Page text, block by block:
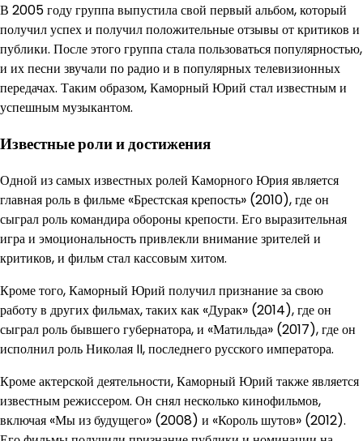
В 2005 году группа выпустила свой первый альбом, который
получил успех и получил положительные отзывы от критиков и
публики. После этого группа стала пользоваться популярностью,
и их песни звучали по радио и в популярных телевизионных
передачах. Таким образом, Каморный Юрий стал известным и
успешным музыкантом.
Известные роли и достижения
Одной из самых известных ролей Каморного Юрия является
главная роль в фильме «Брестская крепость» (2010), где он
сыграл роль командира обороны крепости. Его выразительная
игра и эмоциональность привлекли внимание зрителей и
критиков, и фильм стал кассовым хитом.
Кроме того, Каморный Юрий получил признание за свою
работу в других фильмах, таких как «Дурак» (2014), где он
сыграл роль бывшего губернатора, и «Матильда» (2017), где он
исполнил роль Николая II, последнего русского императора.
Кроме актерской деятельности, Каморный Юрий также является
известным режиссером. Он снял несколько кинофильмов,
включая «Мы из будущего» (2008) и «Король шутов» (2012).